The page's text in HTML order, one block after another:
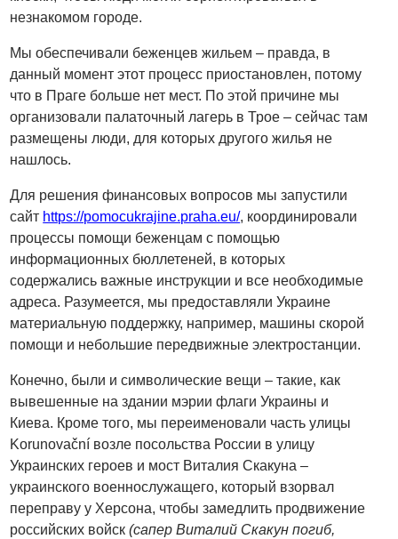
незнакомом городе.
Мы обеспечивали беженцев жильем – правда, в
данный момент этот процесс приостановлен, потому
что в Праге больше нет мест. По этой причине мы
организовали палаточный лагерь в Трое – сейчас там
размещены люди, для которых другого жилья не
нашлось.
Для решения финансовых вопросов мы запустили
сайт https://pomocukrajine.praha.eu/, координировали
процессы помощи беженцам с помощью
информационных бюллетеней, в которых
содержались важные инструкции и все необходимые
адреса. Разумеется, мы предоставляли Украине
материальную поддержку, например, машины скорой
помощи и небольшие передвижные электростанции.
Конечно, были и символические вещи – такие, как
вывешенные на здании мэрии флаги Украины и
Киева. Кроме того, мы переименовали часть улицы
Korunovační возле посольства России в улицу
Украинских героев и мост Виталия Скакуна –
украинского военнослужащего, который взорвал
переправу у Херсона, чтобы замедлить продвижение
российских войск(сапер Виталий Скакун погиб,